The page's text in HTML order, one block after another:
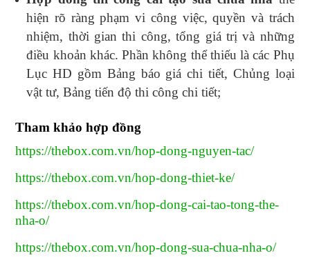
hiện rõ ràng phạm vi công việc, quyền và trách
nhiệm, thời gian thi công, tổng giá trị và những
điều khoản khác. Phần không thể thiếu là các Phụ
Lục HD gồm Bảng báo giá chi tiết, Chủng loại
vật tư, Bảng tiến độ thi công chi tiết;
Tham khảo hợp đồng
https://thebox.com.vn/hop-dong-nguyen-tac/
https://thebox.com.vn/hop-dong-thiet-ke/
https://thebox.com.vn/hop-dong-cai-tao-tong-the-
nha-o/
https://thebox.com.vn/hop-dong-sua-chua-nha-o/